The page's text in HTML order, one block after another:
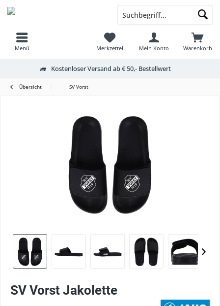
Menü Warenkorb
Merkzettel Mein Konto
Kostenloser Versand ab € 50,- Bestellwert
Übersicht SV Vorst
SV Vorst Jakolette